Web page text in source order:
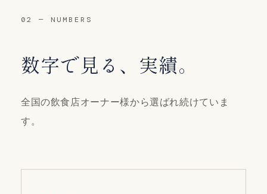
02 — NUMBERS
数字で見る、実績。
全国の飲食店オーナー様から選ばれ続けていま
す。